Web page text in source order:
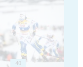
40